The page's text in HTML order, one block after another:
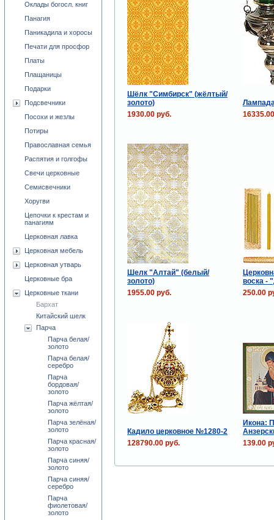
Шёлк "Симбирск" (жёлтый/
золото)
1930.00 руб.
Шелк "Алтай" (белый/
золото)
воска -
1955.00 руб.
250.00
Кадило церковное №1280-2
Икона:
128790.00 руб.
139.00
Оклады богосл. книг
Панагия
Паникадила и хоросы
Печати для просфор
Платы
Плащаницы
Подарки
Подсвечники
Посохи и жезлы
Потиры
Православная семья
Распятия и голгофы
Свечи церковные
Семисвечники
Хоругви
Цепочки к крестам и
панагиям
Церковная лавка
Церковная мебель
Церковная утварь
Церковные бра
Церковные ткани
Бархат
Китайский шелк
Парча
Парча белая/
золото
Парча белая/
серебро
Парча
бордовая/
золото
Парча жёлтая/
золото
Парча зелёная/
золото
Парча красная/
золото
Парча синяя/
золото
Парча синяя/
серебро
Парча
фиолетовая/
золото